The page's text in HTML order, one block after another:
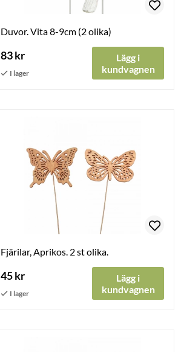
Duvor. Vita 8-9cm (2 olika)
83 kr
Lägg i
kundvagnen
Fjärilar, Aprikos. 2 st olika.
45 kr
Lägg i
kundvagnen